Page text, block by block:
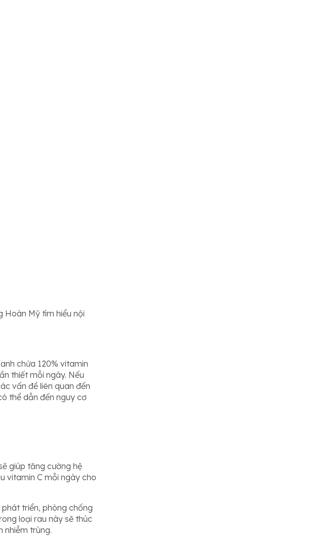
Hoàn Mỹ tìm hiểu nội
chứa 120% vitamin
thiết mỗi ngày. Nếu
vấn đề liên quan đến
thể dẫn đến nguy cơ
giúp tăng cường hệ
vitamin C mỗi ngày cho
triển, phòng chống
loại rau này sẽ thúc
nhiễm trùng.